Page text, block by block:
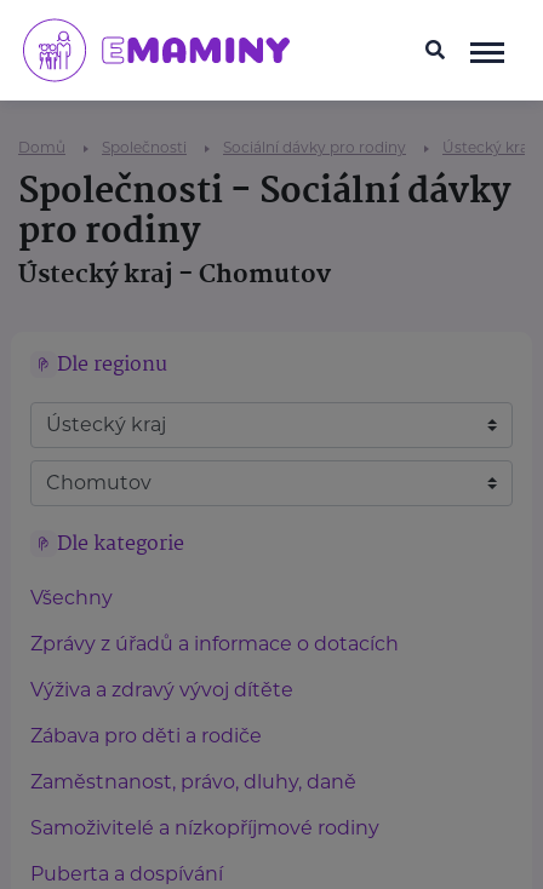
Domů Společnosti Sociální dávky pro rodiny Ústecký kraj
Společnosti - Sociální dávky
pro rodiny
Ústecký kraj - Chomutov
Dle regionu
Dle kategorie
Všechny
Zprávy z úřadů a informace o dotacích
Výživa a zdravý vývoj dítěte
Zábava pro děti a rodiče
Zaměstnanost, právo, dluhy, daně
Samoživitelé a nízkopříjmové rodiny
Puberta a dospívání